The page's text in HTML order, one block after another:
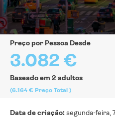
Preço por Pessoa Desde
3.082 €
Baseado em 2 adultos
(6.164 € Preço Total )
Data de criação:segunda-feira,